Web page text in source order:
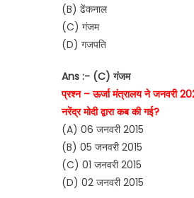
(B) ढेंकनाल
(C) गंजम
(D) गजपति
Ans :- (C) गंजम
प्रश्न – ऊर्जा मंत्रालय ने जनवरी
नरेंद्र मोदी द्वारा कब की गई?
(A) 06 जनवरी 2015
(B) 05 जनवरी 2015
(C) 01 जनवरी 2015
(D) 02 जनवरी 2015